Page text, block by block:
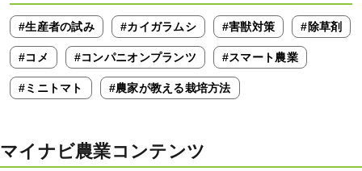
#生産者の試み #カイガラムシ #害獣対策 #除草剤
#コメ #コンパニオンプランツ #スマート農業
#ミニトマト #農家が教える栽培方法
マイナビ農業コンテンツ